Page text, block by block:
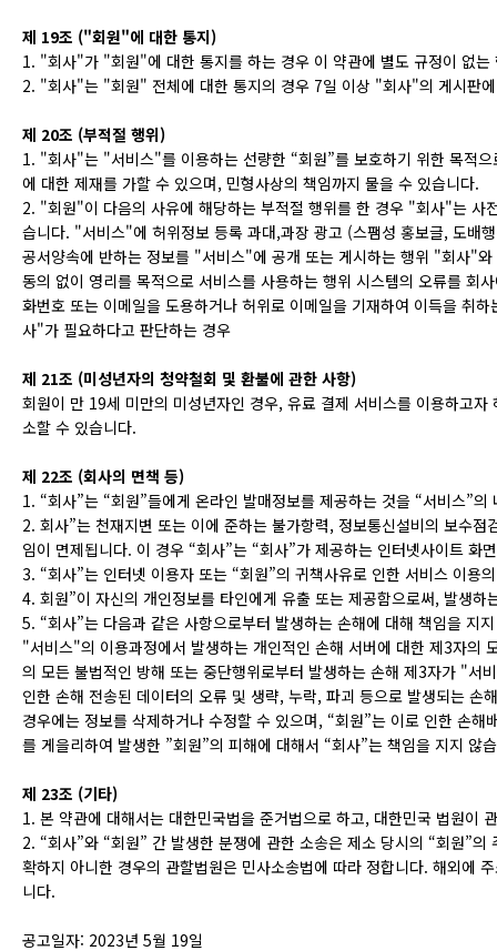
제 19조 ("회원"에 대한 통지)
1. "회사"가 "회원"에 대한 통지를 하는 경우 이 약관에 별도 규정이 없
2. "회사"는 "회원" 전체에 대한 통지의 경우 7일 이상 "회사"의 게시판
제 20조 (부적절 행위)
1. "회사"는 "서비스"를 이용하는 선량한 “회원”를 보호하기 위한 목적
에 대한 제재를 가할 수 있으며, 민형사상의 책임까지 물을 수 있습니다.
2. "회원"이 다음의 사유에 해당하는 부적절 행위를 한 경우 "회사"는
습니다. "서비스"에 허위정보 등록 과대,과장 광고 (스팸성 홍보글, 도배
공서양속에 반하는 정보를 "서비스"에 공개 또는 게시하는 행위 "회사"
동의 없이 영리를 목적으로 서비스를 사용하는 행위 시스템의 오류를 회
화번호 또는 이메일을 도용하거나 허위로 이메일을 기재하여 이득을 취
사"가 필요하다고 판단하는 경우
제 21조 (미성년자의 청약철회 및 환불에 관한 사항)
회원이 만 19세 미만의 미성년자인 경우, 유료 결제 서비스를 이용하고
소할 수 있습니다.
제 22조 (회사의 면책 등)
1. “회사”는 “회원”들에게 온라인 발매정보를 제공하는 것을 “서비스”의
2. 회사”는 천재지변 또는 이에 준하는 불가항력, 정보통신설비의 보수
임이 면제됩니다. 이 경우 “회사”는 “회사”가 제공하는 인터넷사이트 화
3. “회사”는 인터넷 이용자 또는 “회원”의 귀책사유로 인한 서비스 이용
4. 회원”이 자신의 개인정보를 타인에게 유출 또는 제공함으로써, 발생
5. “회사”는 다음과 같은 사항으로부터 발생하는 손해에 대해 책임을 지
"서비스"의 이용과정에서 발생하는 개인적인 손해 서버에 대한 제3자의
의 모든 불법적인 방해 또는 중단행위로부터 발생하는 손해 제3자가 "서
인한 손해 전송된 데이터의 오류 및 생략, 누락, 파괴 등으로 발생되는
경우에는 정보를 삭제하거나 수정할 수 있으며, “회원”는 이로 인한 손
를 게을리하여 발생한 ”회원”의 피해에 대해서 “회사”는 책임을 지지 않
제 23조 (기타)
1. 본 약관에 대해서는 대한민국법을 준거법으로 하고, 대한민국 법원이
2. “회사”와 “회원” 간 발생한 분쟁에 관한 소송은 제소 당시의 “회원”
확하지 아니한 경우의 관할법원은 민사소송법에 따라 정합니다. 해외에
니다.
공고일자: 2023년 5월 19일